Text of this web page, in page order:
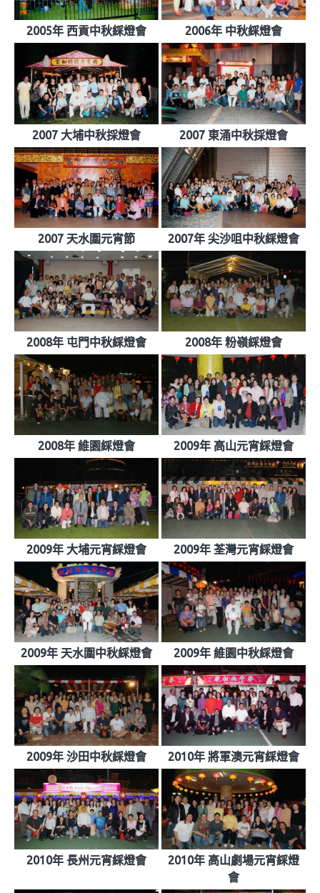
2005年 西貢中秋綵燈會 2006年 中秋綵燈會
2007 大埔中秋採燈會 2007 東涌中秋採燈會
2007 天水圍元宵節 2007年 尖沙咀中秋綵燈會
2008年 屯門中秋綵燈會 2008年 粉嶺綵燈會
2008年 維園綵燈會 2009年 高山元宵綵燈會
2009年 大埔元宵綵燈會 2009年 荃灣元宵綵燈會
2009年 天水圍中秋綵燈會 2009年 維園中秋綵燈會
2009年 沙田中秋綵燈會 2010年 將軍澳元宵綵燈會
2010年 長州元宵綵燈會
2010年 高山劇場元宵綵燈
會